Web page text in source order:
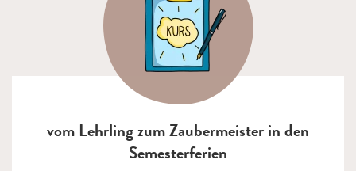
vom Lehrling zum Zaubermeister in den
Semesterferien